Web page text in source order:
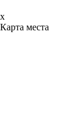
x
Карта места